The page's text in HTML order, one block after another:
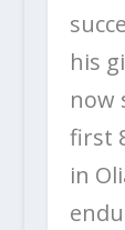
his
now
first
in